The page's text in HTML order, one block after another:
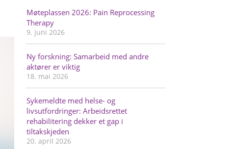
Møteplassen 2026: Pain Reprocessing
Therapy
9. juni 2026
Ny forskning: Samarbeid med andre
aktører er viktig
18. mai 2026
Sykemeldte med helse- og
livsutfordringer: Arbeidsrettet
rehabilitering dekker et gap i
tiltakskjeden
20. april 2026